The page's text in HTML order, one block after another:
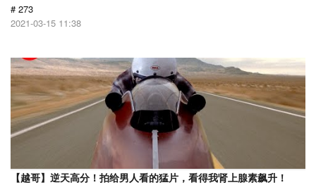
# 273
2021-03-15 11:38
【越哥】逆天高分！拍给男人看的猛片，看得我肾上腺素飙升！